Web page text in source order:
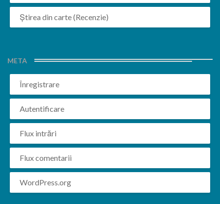
Știrea din carte (Recenzie)
META
Înregistrare
Autentificare
Flux intrări
Flux comentarii
WordPress.org